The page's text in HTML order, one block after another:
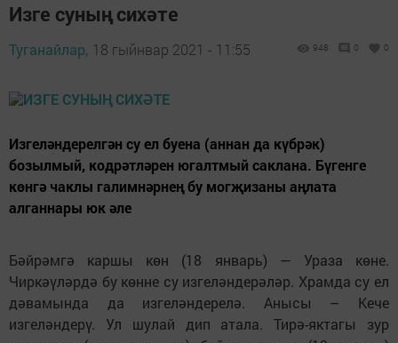
Изге суның сихәте
Туганайлар, 18 гыйнвар 2021 - 11:55 948 0 0
Из­геләндерелгән су ел буена (аннан да күбрәк)
бозылмый, кодрәтләрен югалтмый саклана. Бү­генге
көнгә чаклы галим­нәрнең бу могҗизаны аңлата
алганнары юк әле
Бәйрәмгә каршы көн (18 январь) — Ураза көне.
Чиркәүләрдә бу көнне су изгеләндерәләр. Храмда су ел
дәвамында да изгеләндерелә. Анысы – Кече
изгеләндерү. Ул шулай дип атала. Тирә-яктагы зур